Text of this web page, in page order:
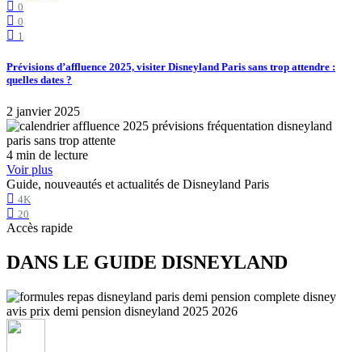
0
0
1
Prévisions d’affluence 2025, visiter Disneyland Paris sans trop attendre :
quelles dates ?
2 janvier 2025
4 min de lecture
Voir plus
Guide, nouveautés et actualités de Disneyland Paris
4K
20
Accès rapide
DANS LE GUIDE DISNEYLAND